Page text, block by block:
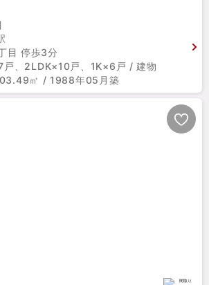
目 停歩3分
、2LDK×10戸、1K×6戸 / 建物
㎡ / 1988年05月築